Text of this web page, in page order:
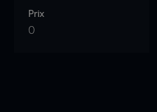
Prix
0